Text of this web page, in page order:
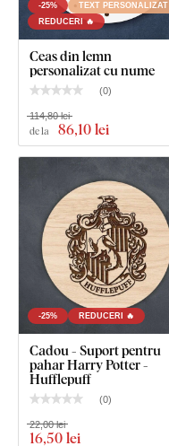
-25%
TEXT PERSONALIZAT
REDUCERI 🔥
Ceas din lemn
personalizat cu nume
(0)
de la 86,10 lei
114,80 lei
-25% REDUCERI 🔥
Cadou - Suport pentru
pahar Harry Potter -
Hufflepuff
(0)
16,50 lei
22,00 lei